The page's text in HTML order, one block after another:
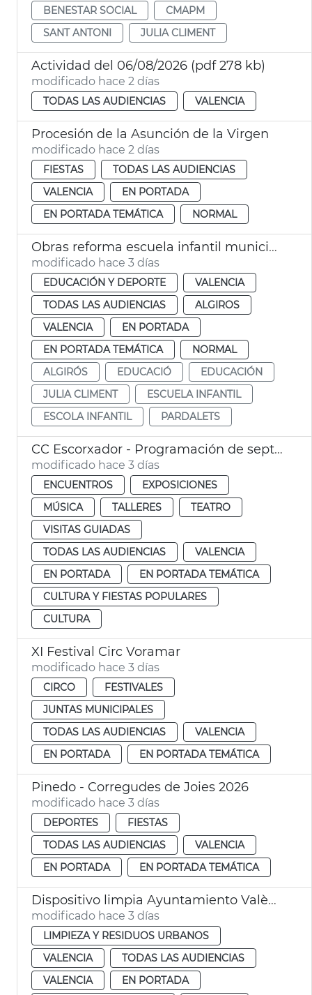
BENESTAR SOCIAL
CMAPM
SANT ANTONI
JULIA CLIMENT
Actividad del 06/08/2026 (pdf 278 kb)
modificado hace 2 días
TODAS LAS AUDIENCIAS VALENCIA
Procesión de la Asunción de la Virgen
modificado hace 2 días
FIESTAS
TODAS LAS AUDIENCIAS
VALENCIA
EN PORTADA
EN PORTADA TEMÁTICA
NORMAL
Obras reforma escuela infantil municipal Pardalets
modificado hace 3 días
EDUCACIÓN Y DEPORTE
VALENCIA
TODAS LAS AUDIENCIAS
ALGIROS
VALENCIA
EN PORTADA
EN PORTADA TEMÁTICA
NORMAL
ALGIRÓS
EDUCACIÓ
EDUCACIÓN
JULIA CLIMENT
ESCUELA INFANTIL
ESCOLA INFANTIL
PARDALETS
CC Escorxador - Programación de septiembre
modificado hace 3 días
ENCUENTROS
EXPOSICIONES
MÚSICA
TALLERES
TEATRO
VISITAS GUIADAS
TODAS LAS AUDIENCIAS
VALENCIA
EN PORTADA
EN PORTADA TEMÁTICA
CULTURA Y FIESTAS POPULARES
CULTURA
XI Festival Circ Voramar
modificado hace 3 días
CIRCO
FESTIVALES
JUNTAS MUNICIPALES
TODAS LAS AUDIENCIAS
VALENCIA
EN PORTADA
EN PORTADA TEMÁTICA
Pinedo - Corregudes de Joies 2026
modificado hace 3 días
DEPORTES
FIESTAS
TODAS LAS AUDIENCIAS
VALENCIA
EN PORTADA
EN PORTADA TEMÁTICA
Dispositivo limpia Ayuntamiento València eclipse solar
modificado hace 3 días
LIMPIEZA Y RESIDUOS URBANOS
VALENCIA
TODAS LAS AUDIENCIAS
VALENCIA
EN PORTADA